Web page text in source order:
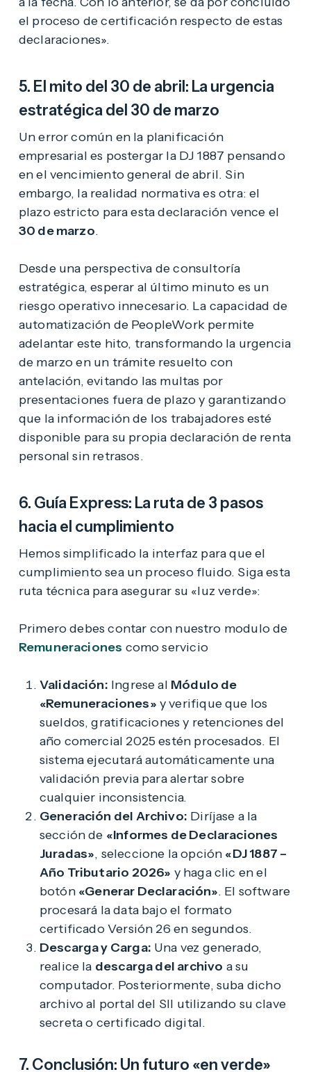
el proceso de certificación respecto de estas
declaraciones».
5. El mito del 30 de abril: La urgencia
estratégica del 30 de marzo
Un error común en la planificación
empresarial es postergar la DJ 1887 pensando
en el vencimiento general de abril. Sin
embargo, la realidad normativa es otra: el
plazo estricto para esta declaración vence el
30 de marzo.
Desde una perspectiva de consultoría
estratégica, esperar al último minuto es un
riesgo operativo innecesario. La capacidad de
automatización de PeopleWork permite
adelantar este hito, transformando la urgencia
de marzo en un trámite resuelto con
antelación, evitando las multas por
presentaciones fuera de plazo y garantizando
que la información de los trabajadores esté
disponible para su propia declaración de renta
personal sin retrasos.
6. Guía Express: La ruta de 3 pasos
hacia el cumplimiento
Hemos simplificado la interfaz para que el
cumplimiento sea un proceso fluido. Siga esta
ruta técnica para asegurar su «luz verde»:
Primero debes contar con nuestro modulo de
Remuneraciones como servicio
Validación: Ingrese al Módulo de
«Remuneraciones» y verifique que los
sueldos, gratificaciones y retenciones del
año comercial 2025 estén procesados. El
sistema ejecutará automáticamente una
validación previa para alertar sobre
cualquier inconsistencia.
Generación del Archivo: Diríjase a la
sección de «Informes de Declaraciones
Juradas», seleccione la opción «DJ 1887 –
Año Tributario 2026» y haga clic en el
botón «Generar Declaración». El software
procesará la data bajo el formato
certificado Versión 26 en segundos.
Descarga y Carga: Una vez generado,
realice la descarga del archivo a su
computador. Posteriormente, suba dicho
archivo al portal del SII utilizando su clave
secreta o certificado digital.
7. Conclusión: Un futuro «en verde»